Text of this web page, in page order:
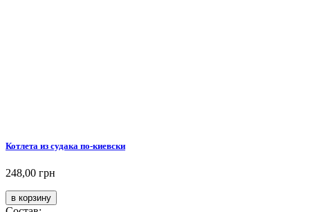
Котлета из судака по-киевски
248,00 грн